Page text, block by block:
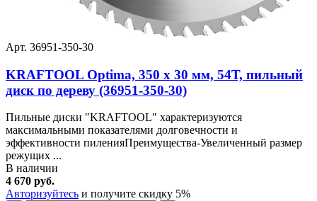
Арт. 36951-350-30
KRAFTOOL Optima, 350 х 30 мм, 54Т, пильный
диск по дереву (36951-350-30)
Пильные диски ″KRAFTOOL″ характеризуются
максимальными показателями долговечности и
эффективности пиленияПреимущества-Увеличенный размер
режущих ...
В наличии
4 670 руб.
Авторизуйтесь и получите скидку 5%